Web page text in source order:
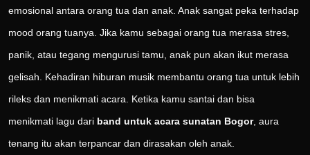
emosional antara orang tua dan anak. Anak sangat peka terhadap
mood orang tuanya. Jika kamu sebagai orang tua merasa stres,
panik, atau tegang mengurusi tamu, anak pun akan ikut merasa
gelisah. Kehadiran hiburan musik membantu orang tua untuk lebih
rileks dan menikmati acara. Ketika kamu santai dan bisa
menikmati lagu dari band untuk acara sunatan Bogor, aura
tenang itu akan terpancar dan dirasakan oleh anak.